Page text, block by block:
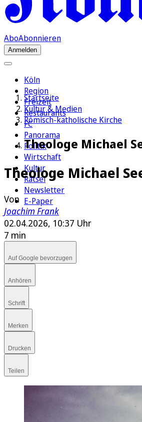
AboAbonnieren
Anmelden
Köln
Region
Freizeit
Restaurants
FC
Panorama
Politik
Wirtschaft
Kultur
Rätsel
Newsletter
E-Paper
Startseite
Kultur & Medien
Römisch-katholische Kirche
Theologe Michael
Theologe Michael
Von
Joachim Frank
02.04.2026, 10:37 Uhr
7 min
Auf Google bevorzugen
Anhören
Schrift
Merken
Drucken
Teilen